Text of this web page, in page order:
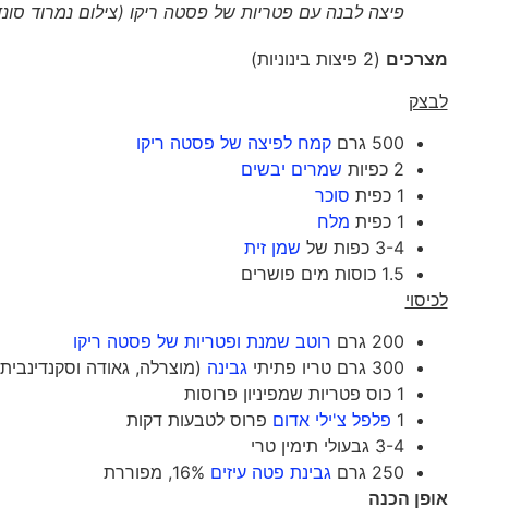
פיצה לבנה עם פטריות של פסטה ריקו (צילום נמרוד
מצרכים (2 פיצות בינוניות)
לבצק
500 גרם
קמח לפיצה של פסטה ריקו
2 כפיות
שמרים יבשים
1 כפית
סוכר
1 כפית
מלח
3-4 כפות של
שמן זית
1.5 כוסות מים פושרים
לכיסוי
200 גרם
רוטב שמנת ופטריות של פסטה ריקו
300 גרם טריו פתיתי
גבינה (מוצרלה, גאודה
1 כוס פטריות שמפיניון פרוסות
1 פלפל צ'ילי אדום פרוס לטבעות דקות
3-4 גבעולי תימין טרי
250 גרם
גבינת פטה עיזים
אופן הכנה